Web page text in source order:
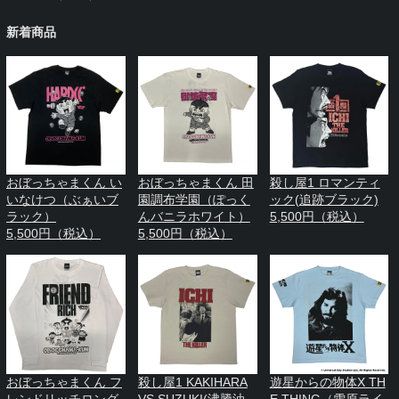
新着商品
おぼっちゃまくん い
いなけつ（ぶぁいブ
ラック）
5,500円（税込）
おぼっちゃまくん 田
園調布学園（ぽっく
んバニラホワイト）
5,500円（税込）
殺し屋1 ロマンティ
ック(追跡ブラック)
5,500円（税込）
おぼっちゃまくん フ
殺し屋1 KAKIHARA
遊星からの物体X TH